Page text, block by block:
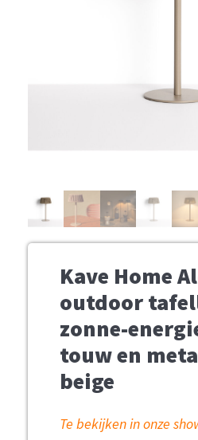
Kave Home
outdoor
zonne-
touw en
beige
Te bekijken in onze